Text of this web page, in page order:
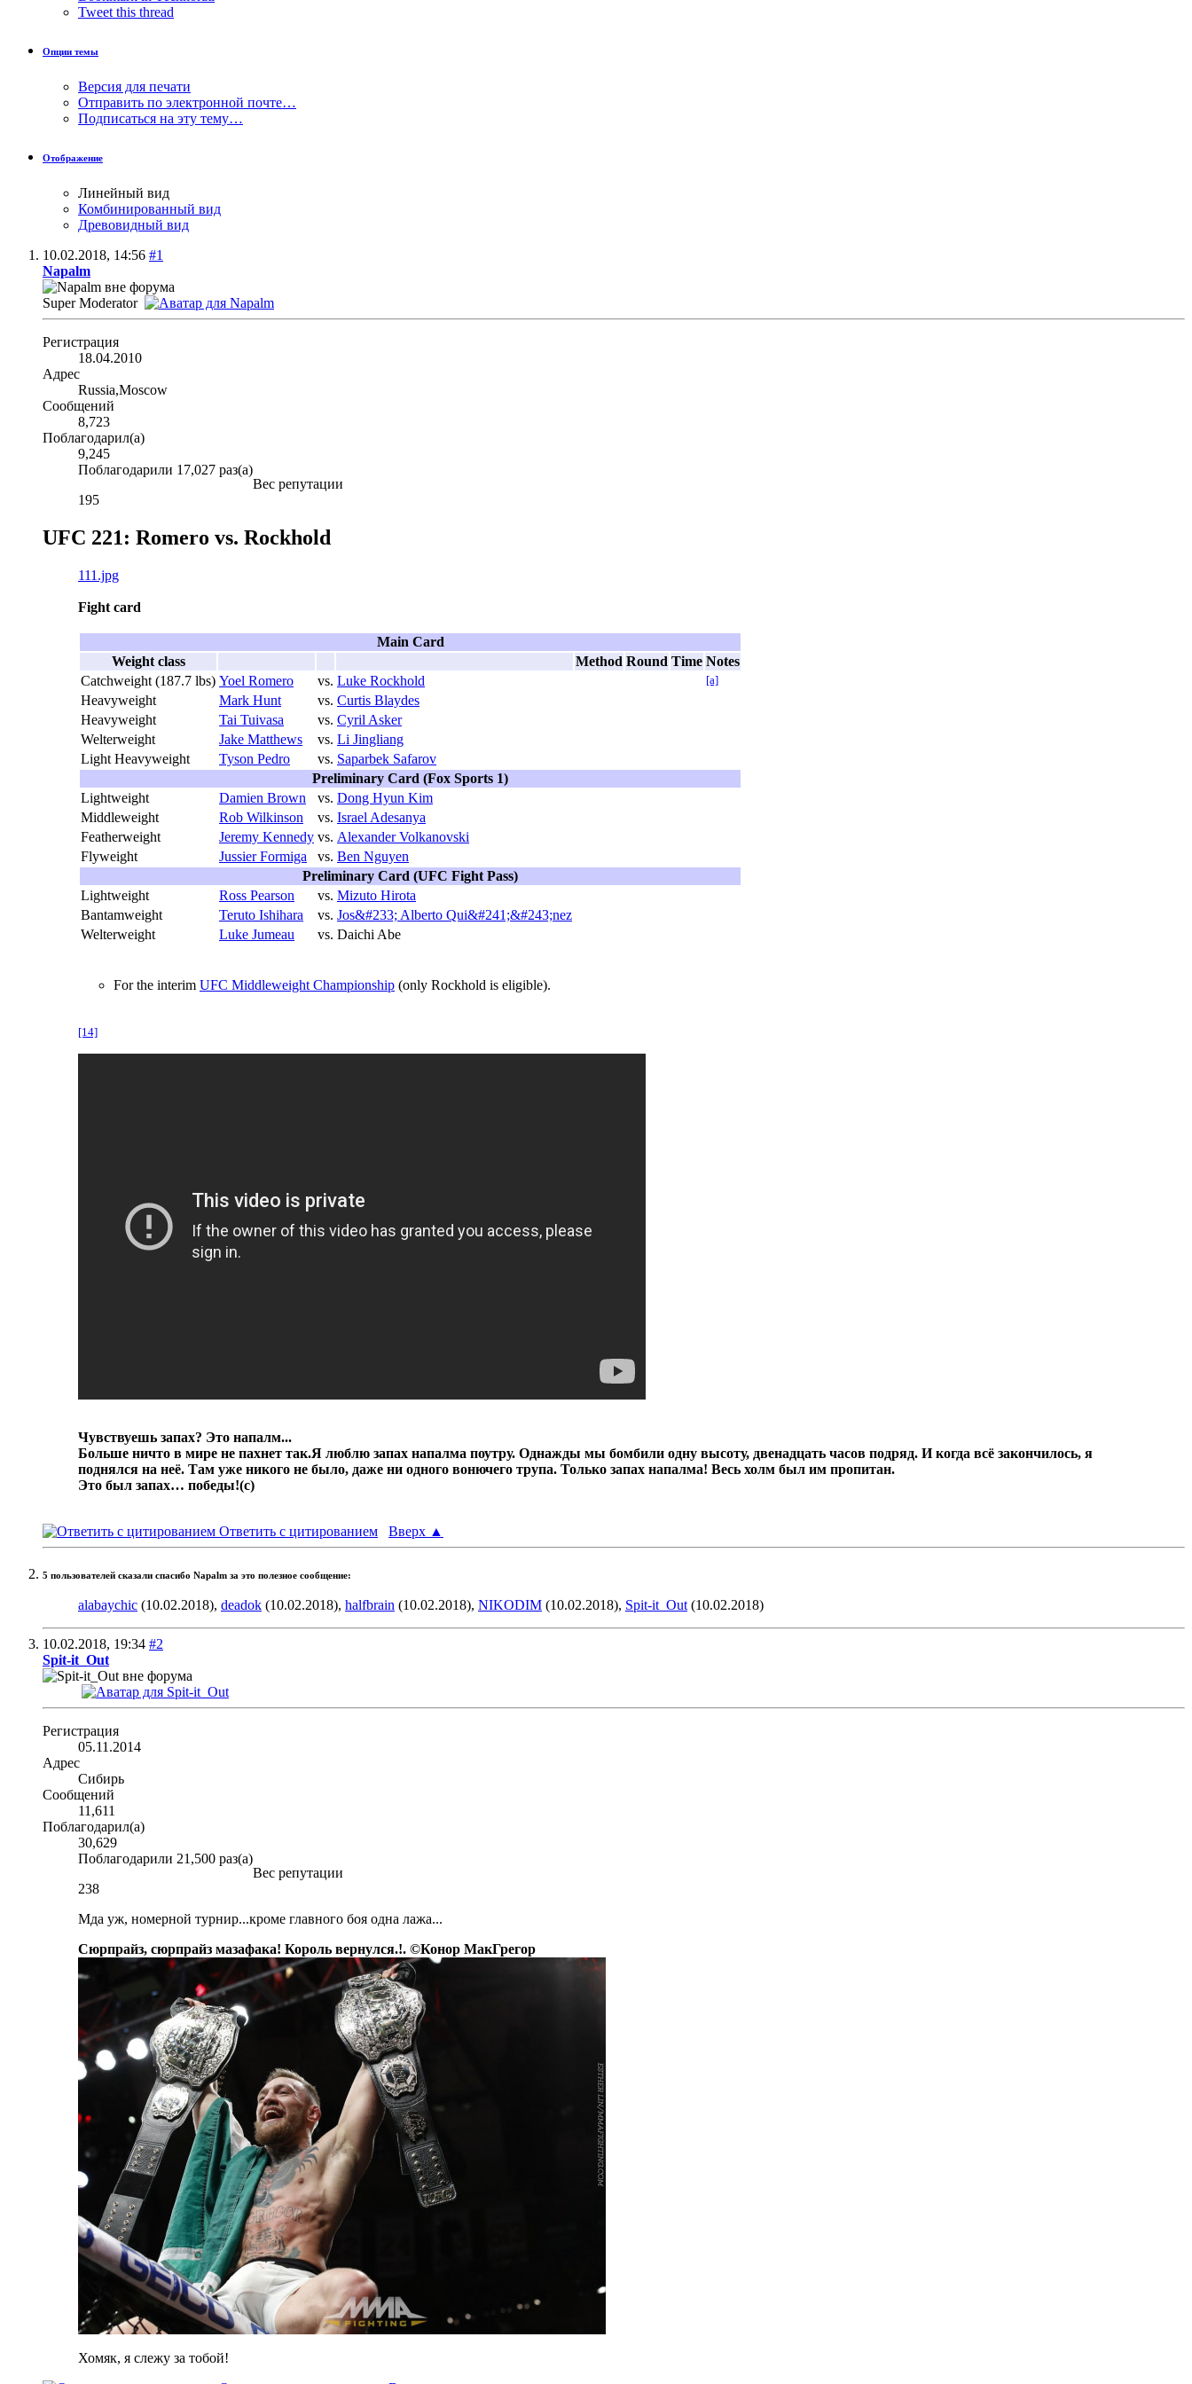
Tweet this thread
Опции темы
Версия для печати
Отправить по электронной почте…
Подписаться на эту тему…
Отображение
Линейный вид
Комбинированный вид
Древовидный вид
10.02.2018, 14:56 #1
Napalm
Super Moderator
Регистрация
18.04.2010
Адрес
Russia,Moscow
Сообщений
8,723
Поблагодарил(а)
9,245
Поблагодарили 17,027 раз(а)
Вес репутации
195
UFC 221: Romero vs. Rockhold
111.jpg
Fight card
Main Card
Weight class
Method Round Time Notes
Catchweight (187.7 lbs) Yoel Romero vs. Luke Rockhold [a]
Heavyweight Mark Hunt vs. Curtis Blaydes
Heavyweight
Tai Tuivasa vs. Cyril Asker
Welterweight
Jake Matthews vs. Li Jingliang
Light Heavyweight
Tyson Pedro vs. Saparbek Safarov
Preliminary Card (Fox Sports 1)
Lightweight
Damien Brown vs. Dong Hyun Kim
Middleweight
Rob Wilkinson vs. Israel Adesanya
Featherweight
Jeremy Kennedy vs. Alexander Volkanovski
Flyweight
Jussier Formiga vs. Ben Nguyen
Preliminary Card (UFC Fight Pass)
Lightweight
Ross Pearson vs. Mizuto Hirota
Bantamweight
Teruto Ishihara vs. Jos&#233; Alberto Qui&#241;&#243;nez
Welterweight
Luke Jumeau vs. Daichi Abe
For the interim UFC Middleweight Championship (only Rockhold is eligible).
[14]
Чувствуешь запах? Это напалм...
Больше ничто в мире не пахнет так.Я люблю запах напалма поутру. Однажды мы бомбили одну высоту, двенадцать часов подряд. И когда всё закончилось, я
поднялся на неё. Там уже никого не было, даже ни одного вонючего трупа. Только запах напалма! Весь холм был им пропитан.
Это был запах… победы!(с)
Ответить с цитированием Вверх ▲
5 пользователей сказали cпасибо Napalm за это полезное сообщение:
alabaychic (10.02.2018), deadok (10.02.2018), halfbrain (10.02.2018), NIKODIM (10.02.2018), Spit-it_Out(10.02.2018)
10.02.2018, 19:34 #2
Spit-it_Out
Регистрация
05.11.2014
Адрес
Сибирь
Сообщений
11,611
Поблагодарил(а)
30,629
Поблагодарили 21,500 раз(а)
Вес репутации
238
Мда уж, номерной турнир...кроме главного боя одна лажа...
Сюрпрайз, сюрпрайз мазафака! Король вернулся.!. ©Конор МакГрегор
Хомяк, я слежу за тобой!